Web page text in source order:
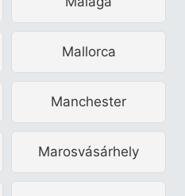
Mallorca
Manchester
Marosvásárhely